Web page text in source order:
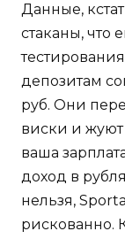
Данные,
стаканы, что
депозитам
руб. Они
виски и жуют
ваша
доход в
нельзя,
рискованно.